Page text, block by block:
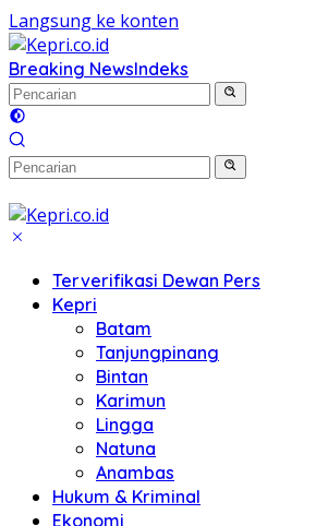
Langsung ke konten
Breaking NewsIndeks
Terverifikasi Dewan Pers
Kepri
Batam
Tanjungpinang
Bintan
Karimun
Lingga
Natuna
Anambas
Hukum & Kriminal
Ekonomi